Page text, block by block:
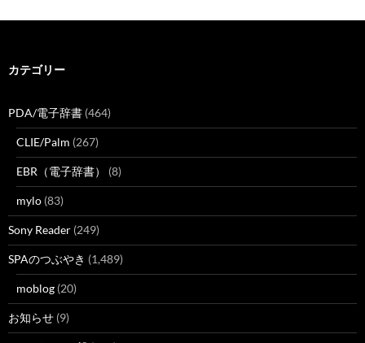
カテゴリー
PDA/電子辞書 (464)
CLIE/Palm (267)
EBR（電子辞書） (8)
mylo (83)
Sony Reader (249)
SPAのつぶやき (1,489)
moblog (20)
お知らせ (9)